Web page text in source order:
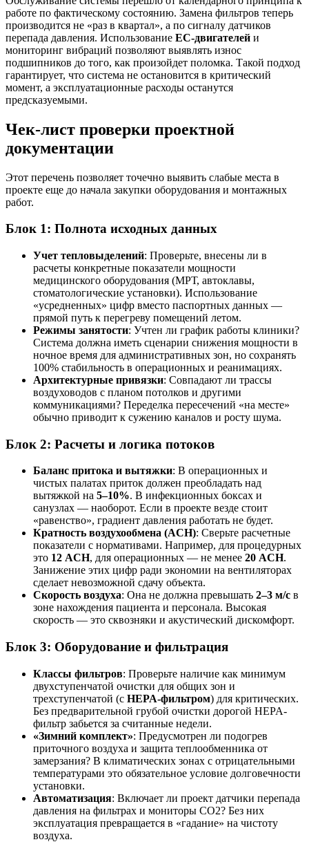
работе по фактическому состоянию. Замена фильтров теперь
производится не «раз в квартал», а по сигналу датчиков
перепада давления. Использование EC-двигателей и
мониторинг вибраций позволяют выявлять износ
подшипников до того, как произойдет поломка. Такой подход
гарантирует, что система не остановится в критический
момент, а эксплуатационные расходы останутся
предсказуемыми.
Чек-лист проверки проектной
документации
Этот перечень позволяет точечно выявить слабые места в
проекте еще до начала закупки оборудования и монтажных
работ.
Блок 1: Полнота исходных данных
Учет тепловыделений: Проверьте, внесены ли в
расчеты конкретные показатели мощности
медицинского оборудования (МРТ, автоклавы,
стоматологические установки). Использование
«усредненных» цифр вместо паспортных данных —
прямой путь к перегреву помещений летом.
Режимы занятости: Учтен ли график работы клиники?
Система должна иметь сценарии снижения мощности в
ночное время для административных зон, но сохранять
100% стабильность в операционных и реанимациях.
Архитектурные привязки: Совпадают ли трассы
воздуховодов с планом потолков и другими
коммуникациями? Переделка пересечений «на месте»
обычно приводит к сужению каналов и росту шума.
Блок 2: Расчеты и логика потоков
Баланс притока и вытяжки: В операционных и
чистых палатах приток должен преобладать над
вытяжкой на 5–10%. В инфекционных боксах и
санузлах — наоборот. Если в проекте везде стоит
«равенство», градиент давления работать не будет.
Кратность воздухообмена (ACH): Сверьте расчетные
показатели с нормативами. Например, для процедурных
это 12 ACH, для операционных — не менее 20 ACH.
Занижение этих цифр ради экономии на вентиляторах
сделает невозможной сдачу объекта.
Скорость воздуха: Она не должна превышать 2–3 м/с в
зоне нахождения пациента и персонала. Высокая
скорость — это сквозняки и акустический дискомфорт.
Блок 3: Оборудование и фильтрация
Классы фильтров: Проверьте наличие как минимум
двухступенчатой очистки для общих зон и
трехступенчатой (с HEPA-фильтром) для критических.
Без предварительной грубой очистки дорогой HEPA-
фильтр забьется за считанные недели.
«Зимний комплект»: Предусмотрен ли подогрев
приточного воздуха и защита теплообменника от
замерзания? В климатических зонах с отрицательными
температурами это обязательное условие долговечности
установки.
Автоматизация: Включает ли проект датчики перепада
давления на фильтрах и мониторы CO2? Без них
эксплуатация превращается в «гадание» на чистоту
воздуха.